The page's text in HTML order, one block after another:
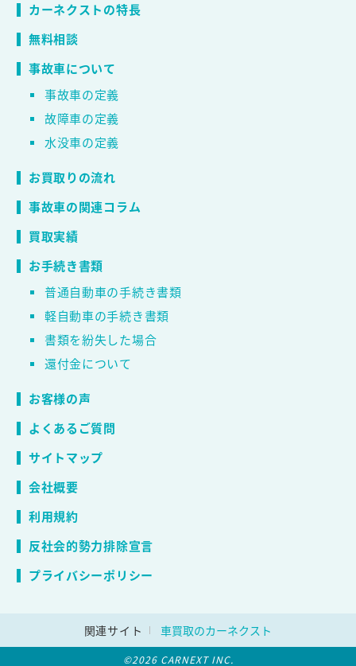
カーネクストの特長
無料相談
事故車について
事故車の定義
故障車の定義
水没車の定義
お買取りの流れ
事故車の関連コラム
買取実績
お手続き書類
普通自動車の手続き書類
軽自動車の手続き書類
書類を紛失した場合
還付金について
お客様の声
よくあるご質問
サイトマップ
会社概要
利用規約
反社会的勢力排除宣言
プライバシーポリシー
関連サイト 車買取のカーネクスト
©2026 CARNEXT INC.